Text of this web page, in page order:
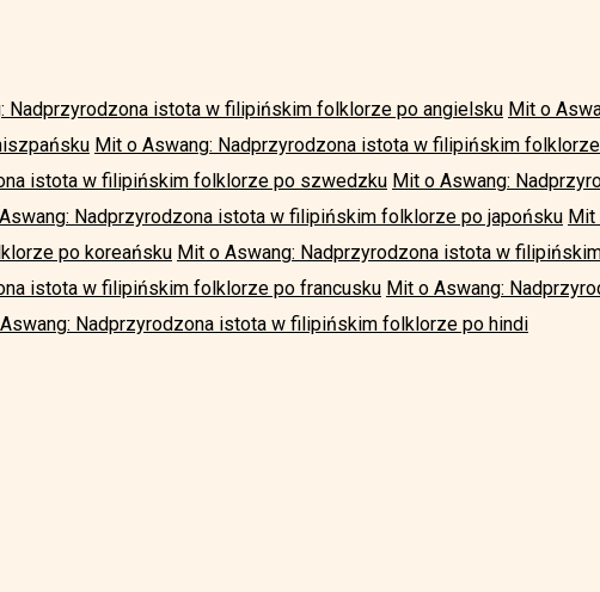
Nadprzyrodzona istota w filipińskim folklorze po angielsku Mit o
Mit o Aswang: Nadprzyrodzona istota w filipińskim
istota w filipińskim folklorze po szwedzku Mit o Aswang:
Nadprzyrodzona istota w filipińskim folklorze po japońsku
po koreańsku Mit o Aswang: Nadprzyrodzona istota w
istota w filipińskim folklorze po francusku Mit o Aswang:
Nadprzyrodzona istota w filipińskim folklorze po hindi